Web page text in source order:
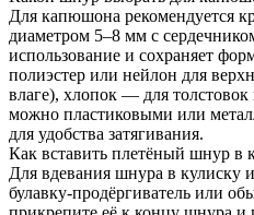
Для капюшона рекомендуется
диаметром 5–8 мм с
использование и сохраняет
полиэстер или нейлон для
влаге), хлопок — для
можно пластиковыми или
для удобства затягивания.
Как вставить плетёный шнур в
Для вдевания шнура в кулиску
булавку-продёргиватель или